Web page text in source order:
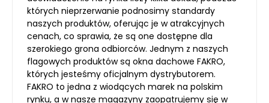
których nieprzerwanie podnosimy standardy
naszych produktów, oferując je w atrakcyjnych
cenach, co sprawia, że są one dostępne dla
szerokiego grona odbiorców. Jednym z naszych
flagowych produktów są okna dachowe FAKRO,
których jesteśmy oficjalnym dystrybutorem.
FAKRO to jedna z wiodących marek na polskim
rynku, a w nasze magazyny zaopatrujemy się w